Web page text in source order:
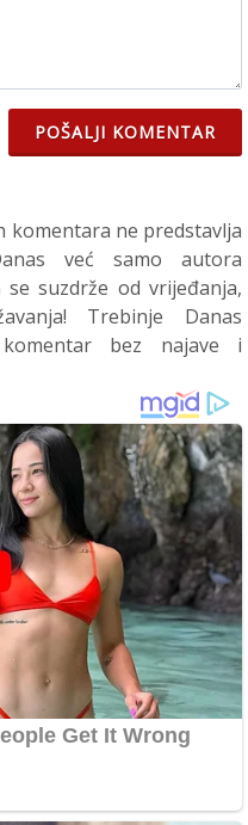
POŠALJI KOMENTAR
komentara ne predstavlja
već samo autora
suzdrže od vrijeđanja,
Trebinje Danas
bez najave i